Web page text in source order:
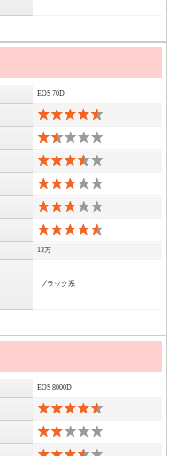
EOS 70D
13万
ブラック系
EOS 8000D